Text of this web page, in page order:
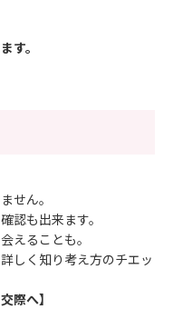
す。
せん。
認も出来ます。
えることも。
しく知り考え方のチエッ
際へ】